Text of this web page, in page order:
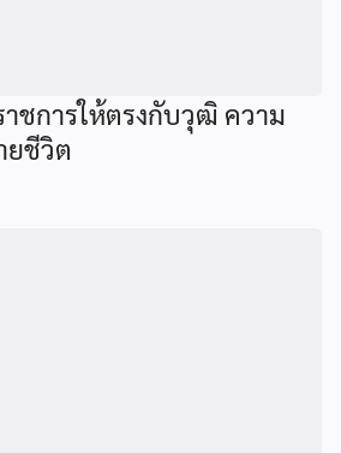
าชการให้ตรงกับวุฒิ ความ
ยชีวิต